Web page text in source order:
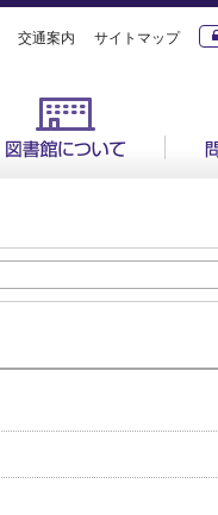
交通案内 サイトマップ